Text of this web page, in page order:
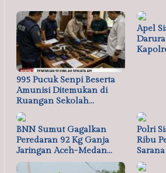
995 Pucuk Senpi Beserta
Amunisi Ditemukan di
Ruangan Sekolah…
Apel
BNN Sumut Gagalkan
Peredaran 92 Kg Ganja
Jaringan Aceh-Medan…
Polri
Ribu